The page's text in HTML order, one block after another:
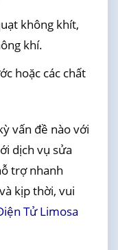
không khít,
khí.
hoặc các chất
vấn đề nào với
dịch vụ sửa
trợ nhanh
kịp thời, vui
Tử Limosa